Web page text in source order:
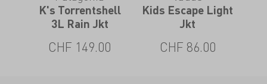
K's Torrentshell
3L Rain Jkt
CHF 149.00
Kids Escape Light
Jkt
CHF 86.00